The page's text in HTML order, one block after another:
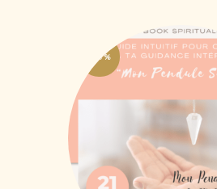
-50%